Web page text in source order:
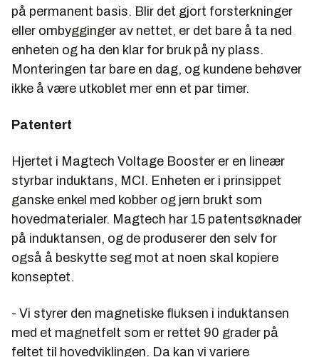
på permanent basis. Blir det gjort forsterkninger
eller ombygginger av nettet, er det bare å ta ned
enheten og ha den klar for bruk på ny plass.
Monteringen tar bare en dag, og kundene behøver
ikke å være utkoblet mer enn et par timer.
Patentert
Hjertet i Magtech Voltage Booster er en lineær
styrbar induktans, MCI. Enheten er i prinsippet
ganske enkel med kobber og jern brukt som
hovedmaterialer. Magtech har 15 patentsøknader
på induktansen, og de produserer den selv for
også å beskytte seg mot at noen skal kopiere
konseptet.
- Vi styrer den magnetiske fluksen i induktansen
med et magnetfelt som er rettet 90 grader på
feltet til hovedviklingen. Da kan vi variere